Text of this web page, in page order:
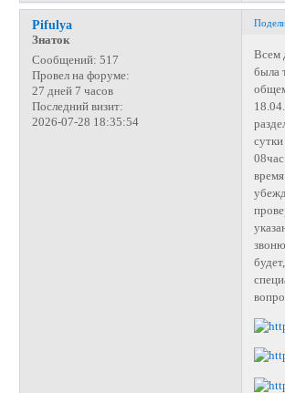
Pifulya
Знаток
Сообщений: 517
Провел на форуме:
27 дней 7 часов
Последний визит:
2026-07-28 18:35:54
Всем
была